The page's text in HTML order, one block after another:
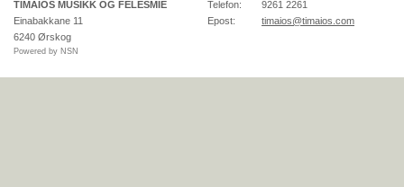
TIMAIOS MUSIKK OG FELESMIE
Einabakkane 11
6240 Ørskog
Telefon:
9261 2261
Epost:
timaios@timaios.com
Powered by NSN